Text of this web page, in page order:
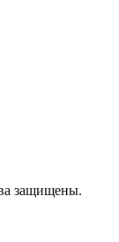
защищены.